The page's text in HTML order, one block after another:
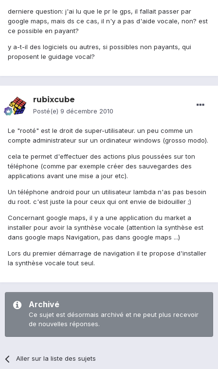
derniere question: j'ai lu que le pr le gps, il fallait passer par
google maps, mais ds ce cas, il n'y a pas d'aide vocale, non? est
ce possible en payant?
y a-t-il des logiciels ou autres, si possibles non payants, qui
proposent le guidage vocal?
rubixcube
Posté(e) 9 décembre 2010
Le "rooté" est le droit de super-utilisateur. un peu comme un
compte administrateur sur un ordinateur windows (grosso modo).
cela te permet d'effectuer des actions plus poussées sur ton
téléphone (comme par exemple créer des sauvegardes des
applications avant une mise a jour etc).
Un téléphone android pour un utilisateur lambda n'as pas besoin
du root. c'est juste la pour ceux qui ont envie de bidouiller ;)
Concernant google maps, il y a une application du market a
installer pour avoir la synthèse vocale (attention la synthèse est
dans google maps Navigation, pas dans google maps ...)
Lors du premier démarrage de navigation il te propose d'installer
la synthèse vocale tout seul.
Archivé
Ce sujet est désormais archivé et ne peut plus recevoir
de nouvelles réponses.
Aller sur la liste des sujets